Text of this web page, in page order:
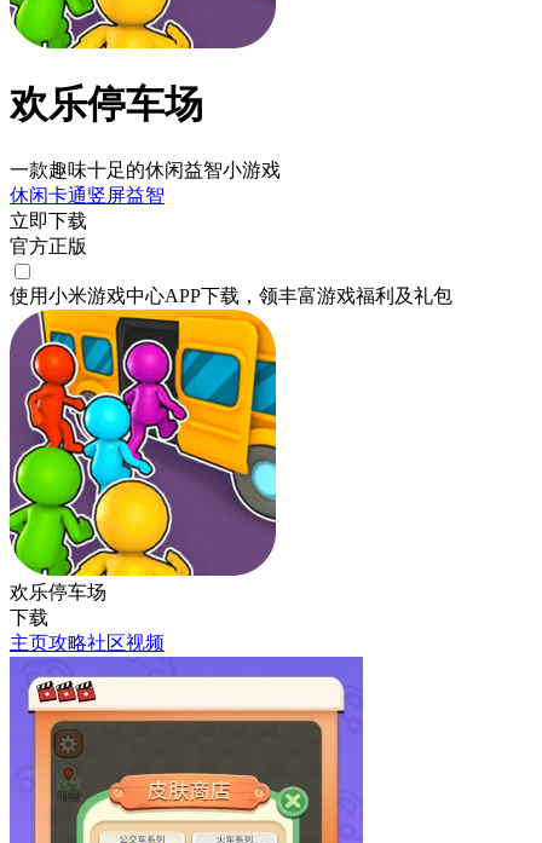
欢乐停车场
一款趣味十足的休闲益智小游戏
休闲卡通竖屏益智
立即下载
官方正版
使用小米游戏中心APP下载 ，领丰富游戏福利 及礼包
欢乐停车场
下载
主页攻略社区视频